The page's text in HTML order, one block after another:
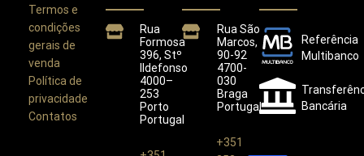
Termos e
condições
gerais de
venda
Política de
privacidade
Contatos
Rua
Formosa
396, Stº
Ildefonso
4000–
253
Porto
Portugal
Rua São
Marcos,
90-92
4700-
030
Braga
Portugal
+351
Referência
Multibanco
Bancária